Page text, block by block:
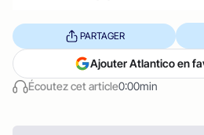
Écoutez cet article0:00min
PARTAGER
Ajouter Atlantico en